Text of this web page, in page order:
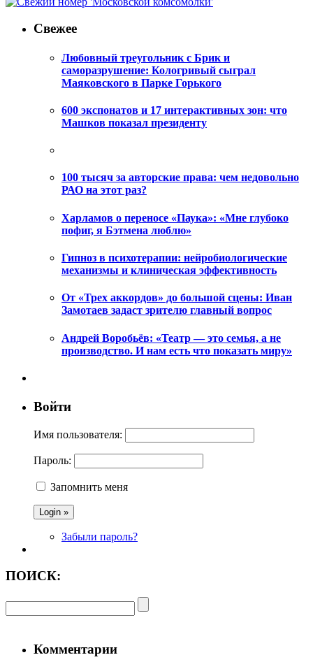
Свежее
Любовный треугольник с Брик и
саморазрушение: Кологривый сыграл
Маяковского в Парке Горького
600 экспонатов и 17 интерактивных зон: что
Машков показал президенту
100 тысяч за авторские права: чем недовольно
РАО на этот раз?
Харламов о переносе «Паука»: «Мне глубоко
пофиг, я Бэтмена люблю»
Гипноз в психотерапии: нейробиологические
механизмы и клиническая эффективность
От «Трех аккордов» до большой сцены: Иван
Замотаев задаст зрителю главный вопрос
Андрей Воробьёв: «Театр — это семья, а не
производство. И нам есть что показать миру»
Войти
Имя пользователя:
Пароль:
Запомнить меня
Забыли пароль?
ПОИСК:
Комментарии